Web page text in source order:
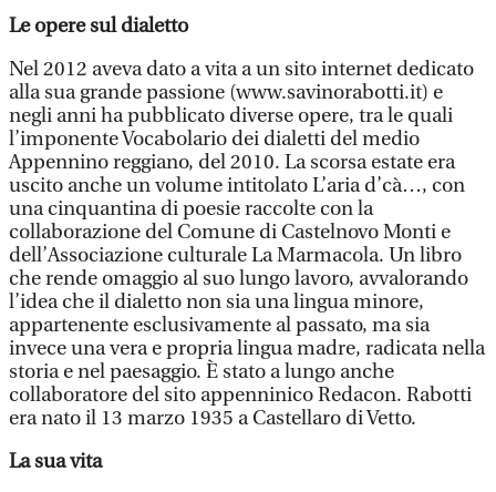
Le opere sul dialetto
Nel 2012 aveva dato a vita a un sito internet dedicato
alla sua grande passione (www.savinorabotti.it) e
negli anni ha pubblicato diverse opere, tra le quali
l’imponente Vocabolario dei dialetti del medio
Appennino reggiano, del 2010. La scorsa estate era
uscito anche un volume intitolato L’aria d’cà…, con
una cinquantina di poesie raccolte con la
collaborazione del Comune di Castelnovo Monti e
dell’Associazione culturale La Marmacola. Un libro
che rende omaggio al suo lungo lavoro, avvalorando
l’idea che il dialetto non sia una lingua minore,
appartenente esclusivamente al passato, ma sia
invece una vera e propria lingua madre, radicata nella
storia e nel paesaggio. È stato a lungo anche
collaboratore del sito appenninico Redacon. Rabotti
era nato il 13 marzo 1935 a Castellaro di Vetto.
La sua vita